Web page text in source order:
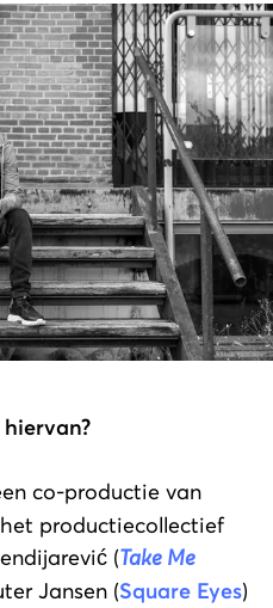
co-productie van
productiecollectief
(Take Me
Jansen (Square Eyes)